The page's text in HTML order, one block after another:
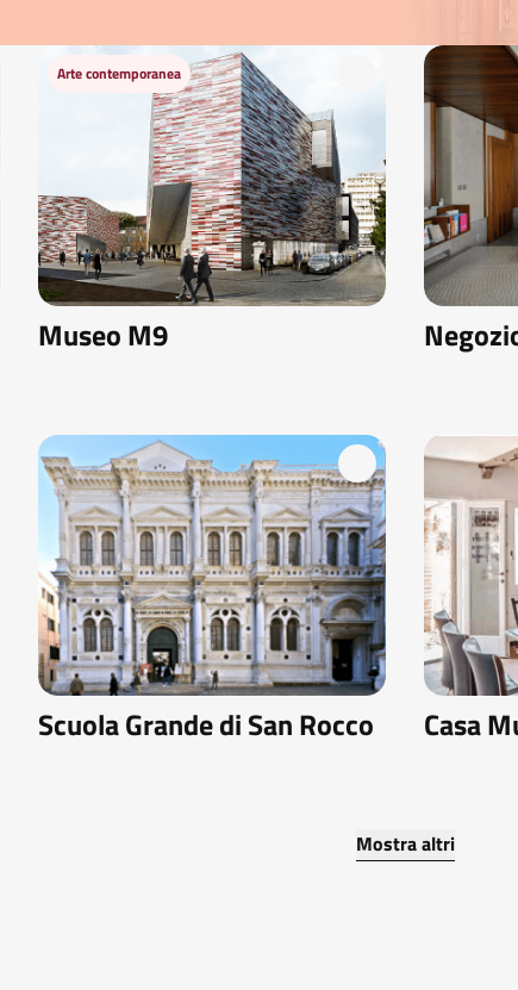
Arte contemporanea
Museo M9
Scuola Grande di San Rocco Casa
Mostra altri